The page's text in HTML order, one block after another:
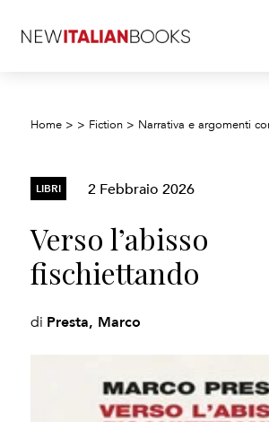
Home > > Fiction > Narrativa e argomenti
LIBRI 2 Febbraio 2026
Verso l’abisso
fischiettando
di Presta, Marco